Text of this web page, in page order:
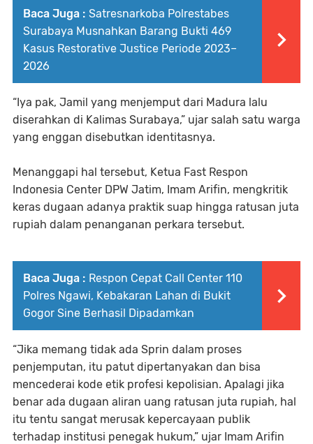
Baca Juga : Satresnarkoba Polrestabes
Surabaya Musnahkan Barang Bukti 469
Kasus Restorative Justice Periode 2023–
2026
“Iya pak, Jamil yang menjemput dari Madura lalu
diserahkan di Kalimas Surabaya,” ujar salah satu warga
yang enggan disebutkan identitasnya.
Menanggapi hal tersebut, Ketua Fast Respon
Indonesia Center DPW Jatim, Imam Arifin, mengkritik
keras dugaan adanya praktik suap hingga ratusan juta
rupiah dalam penanganan perkara tersebut.
Baca Juga : Respon Cepat Call Center 110
Polres Ngawi, Kebakaran Lahan di Bukit
Gogor Sine Berhasil Dipadamkan
“Jika memang tidak ada Sprin dalam proses
penjemputan, itu patut dipertanyakan dan bisa
mencederai kode etik profesi kepolisian. Apalagi jika
benar ada dugaan aliran uang ratusan juta rupiah, hal
itu tentu sangat merusak kepercayaan publik
terhadap institusi penegak hukum,” ujar Imam Arifin